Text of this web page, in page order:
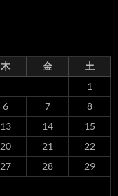
木 金
土
1
6 7
8
13 14
15
20 21
22
27 28
29